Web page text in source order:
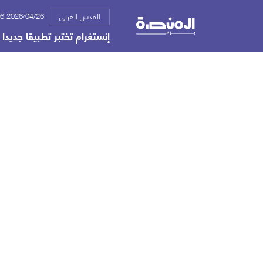
القدس العربي 2026/04/26 09:26 ص
إنستغرام تختبر تطبيقا